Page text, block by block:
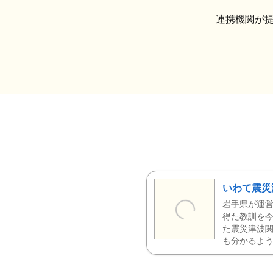
連携機関が
いわて震
岩手県が運
得た教訓を
た震災津波
も分かるよ